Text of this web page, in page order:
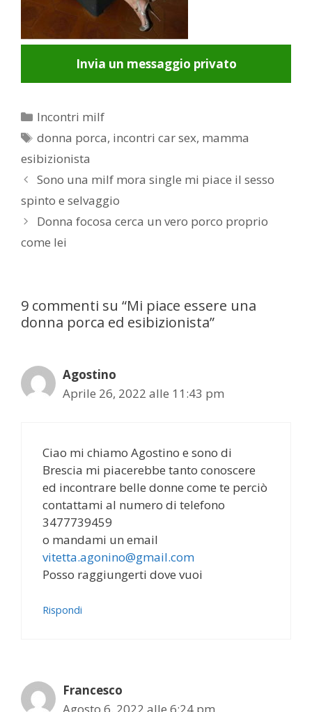
Invia un messaggio privato
Categorie
Incontri milf
Tag
donna porca, incontri car sex, mamma
esibizionista
Post
navigation
Sono una milf mora single mi piace il sesso
spinto e selvaggio
Donna focosa cerca un vero porco proprio
come lei
9 commenti su “Mi piace essere una
donna porca ed esibizionista”
Agostino
Aprile 26, 2022 alle 11:43 pm
Ciao mi chiamo Agostino e sono di
Brescia mi piacerebbe tanto conoscere
ed incontrare belle donne come te perciò
contattami al numero di telefono
3477739459
o mandami un email
vitetta.agonino@gmail.com
Posso raggiungerti dove vuoi
Rispondi
Francesco